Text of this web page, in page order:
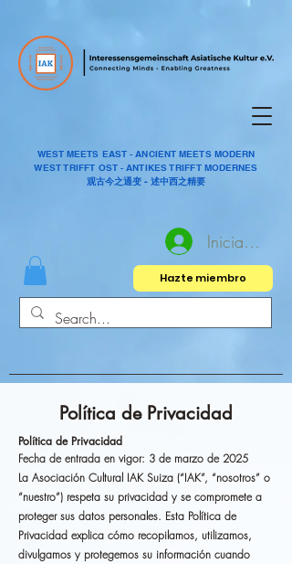
WEST MEETS EAST - ANCIENT MEETS MODERN
WEST TRIFFT OST - ANTIKES TRIFFT MODERNES
观古今之通变 - 述中西之精要
Iniciar sesión
Hazte miembro
Política de Privacidad
Política de Privacidad
Fecha de entrada en vigor: 3 de marzo de 2025
La Asociación Cultural IAK Suiza (“IAK”, “nosotros” o
“nuestro”) respeta su privacidad y se compromete a
proteger sus datos personales. Esta Política de
Privacidad explica cómo recopilamos, utilizamos,
divulgamos y protegemos su información cuando